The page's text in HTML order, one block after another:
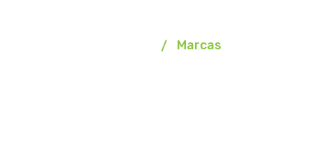
Marcas